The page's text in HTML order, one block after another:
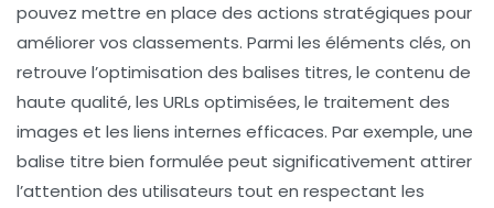
pouvez mettre en place des actions stratégiques pour
améliorer vos classements. Parmi les éléments clés, on
retrouve l’optimisation des balises titres, le contenu de
haute qualité, les URLs optimisées, le traitement des
images et les liens internes efficaces. Par exemple, une
balise titre bien formulée peut significativement attirer
l’attention des utilisateurs tout en respectant les